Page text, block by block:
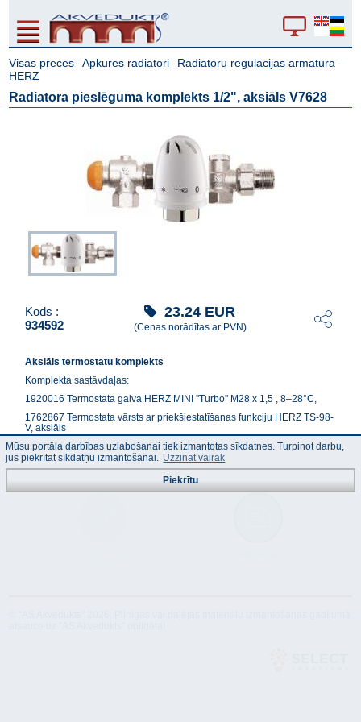
Visas preces -Apkures radiatori - Radiatoru regulācijas armatūra -
HERZ
Radiatora pieslēguma komplekts 1/2", aksiāls V7628
Kods :
934592
23.24 EUR
(Cenas norādītas ar PVN)
Aksiāls termostatu komplekts
Komplekta sastāvdaļas:
1920016 Termostata galva HERZ MINI ''Turbo'' M28 x 1,5 , 8–28°C,
1762867 Termostata vārsts ar priekšiestatīšanas funkciju HERZ TS-98-
V, aksiāls
1372441 BremzētājvārstS HERZ RL-1, leņķa
Mūsu portāla darbības uzlabošanai tiek izmantotas sīkdatnes. Turpinot darbu,
jūs piekrītat sīkdatņu izmantošanai. Uzzināt vairāk
Piekrītu